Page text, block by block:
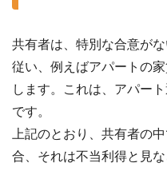
共有者は、特別な合意が
従い、例えばアパートの
します。これは、アパー
です。
上記のとおり、共有者の
合、それは不当利得と見